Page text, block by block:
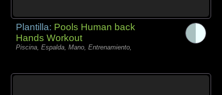
Plantilla: Pools Human back
Hands Workout
Piscina, Espalda, Mano, Entrenamiento,